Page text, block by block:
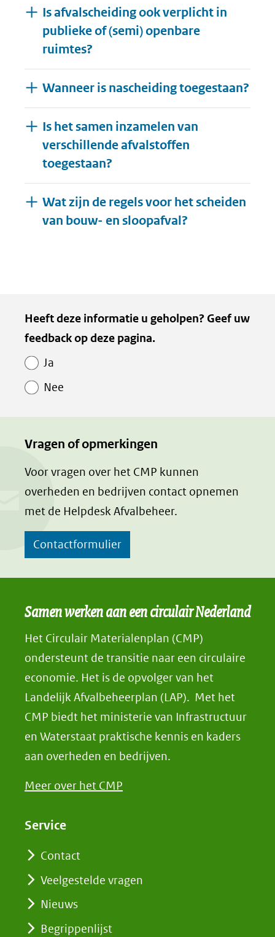
Is afvalscheiding ook verplicht in
publieke of (semi) openbare
ruimtes?
Wanneer is nascheiding toegestaan?
Is het samen inzamelen van
verschillende afvalstoffen
toegestaan?
Wat zijn de regels voor het scheiden
van bouw- en sloopafval?Uitklappen
Heeft deze informatie u geholpen? Geef uw
feedback op deze pagina.
Ja
Nee
Vragen of opmerkingen
Voor vragen over het CMP kunnen
overheden en bedrijven contact opnemen
met de Helpdesk Afvalbeheer.
Contactformulier
Samen werken aan een circulair Nederland
Het Circulair Materialenplan (CMP)
ondersteunt de transitie naar een circulaire
economie. Het is de opvolger van het
Landelijk Afvalbeheerplan (LAP). Met het
CMP biedt het ministerie van Infrastructuur
en Waterstaat praktische kennis en kaders
aan overheden en bedrijven.
Meer over het CMP
Service
Contact
Veelgestelde vragen
Nieuws
Begrippenlijst